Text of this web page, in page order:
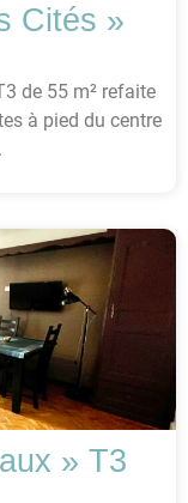
Cités »
de 55 m² refaite
à pied du centre
» T3